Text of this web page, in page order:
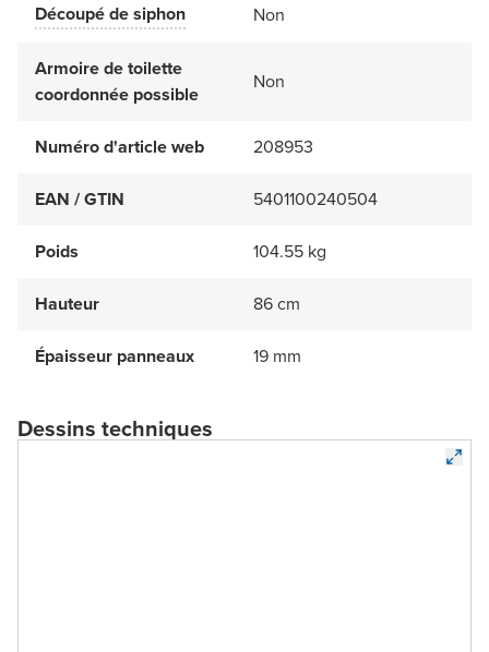
Découpé de siphon Non
Armoire de toilette
coordonnée possible
Non
Numéro d'article web 208953
EAN / GTIN 5401100240504
Poids 104.55 kg
Hauteur 86 cm
Épaisseur panneaux 19 mm
Dessins techniques